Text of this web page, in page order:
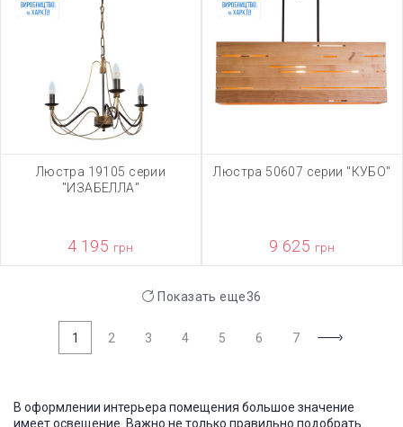
Люстра 19105 серии
"ИЗАБЕЛЛА"
4 195 грн
Люстра 50607 серии "КУБО"
9 625 грн
Показать еще36
1 2 3 4 5 6 7
В оформлении интерьера помещения большое значение
имеет освещение. Важно не только правильно подобрать